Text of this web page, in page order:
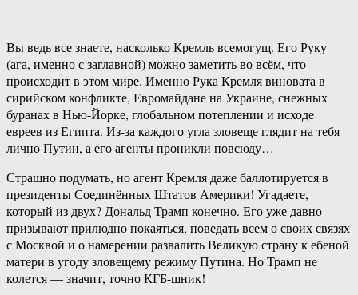
Вы ведь все знаете, насколько Кремль всемогущ. Его Руку
(ага, именно с заглавной) можно заметить во всём, что
происходит в этом мире. Именно Рука Кремля виновата в
сирийском конфликте, Евромайдане на Украине, снежных
буранах в Нью-Йорке, глобальном потеплении и исходе
евреев из Египта. Из-за каждого угла зловеще глядит на тебя
лично Путин, а его агенты проникли повсюду…
Страшно подумать, но агент Кремля даже баллотируется в
президенты Соединённых Штатов Америки! Угадаете,
который из двух? Дональд Трамп конечно. Его уже давно
призывают прилюдно покаяться, поведать всем о своих связях
с Москвой и о намерении развалить Великую страну к ебеной
матери в угоду зловещему режиму Путина. Но Трамп не
колется — значит, точно КГБ-шник!